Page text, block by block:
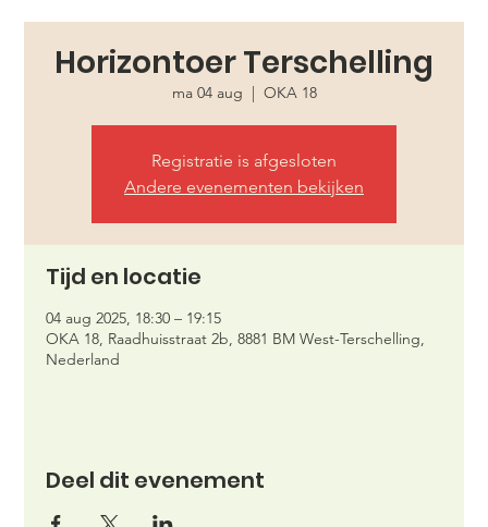
Horizontoer Terschelling
ma 04 aug
  |
OKA 18
Registratie is afgesloten
Andere evenementen bekijken
Tijd en locatie
04 aug 2025, 18:30 – 19:15
OKA 18, Raadhuisstraat 2b, 8881 BM West-Terschelling,
Nederland
Deel dit evenement